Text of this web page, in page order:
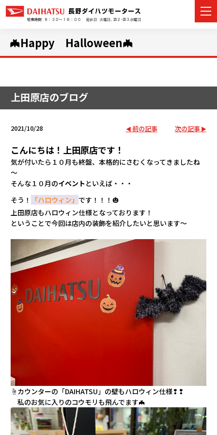
店舗情報
イベント・キャンペーン
アフターサポート
会社情報
リコ
お問
🦇Happy Halloween🦇
上田原店のブログ
2021/10/28 前の記事 次の記事
こんにちは！上田原店です！
気が付いたら１０月も終盤、本格的にさむくなってきましたね
～
そんな１０月のイベントといえば・・・
そう！
「ハロウィン」 です！！！🎃
上田原店もハロウィン仕様となっております！
ということで今回は店内の装飾を紹介したいと思います～
☝カウンターの「DAIHATSU」の壁もハロウィン仕様❢❢
私のお気に入りのコウモリも飛んでます🦇